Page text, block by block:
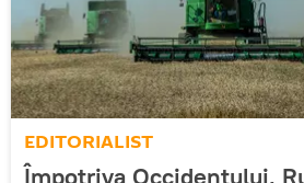
EDITORIALIST
Împotriva Occidentului,